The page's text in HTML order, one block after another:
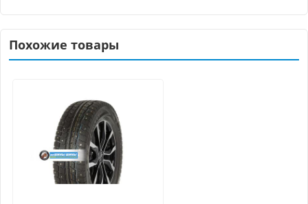
Похожие товары